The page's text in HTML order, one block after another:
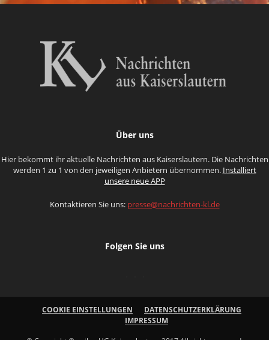
Über uns
Hier bekommt ihr aktuelle Nachrichten aus Kaiserslautern. Die Nachrichten
werden 1 zu 1 von den jeweiligen Anbietern übernommen. Installiert
unsere neue APP
Kontaktieren Sie uns: presse@nachrichten-kl.de
Folgen Sie uns
COOKIE EINSTELLUNGEN
DATENSCHUTZERKLÄRUNG
IMPRESSUM